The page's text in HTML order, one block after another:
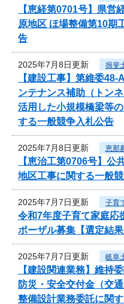
【恵経第0701号】県営
原地区 ほ場整備第10期
告
2025年7月8日更新 揖斐
【建設工事】第維委
ンテナンス補助（トン
活用した小規模橋梁等
する一般競争入札公告
2025年7月8日更新 恵那
【恵治工第0706号】公
地区工事に関する一般
2025年7月7日更新 子育
令和7年度子育て家庭応
ポーザル募集【選定結果
2025年7月7日更新 岐阜
【建設関連業務】維持
防災・安全交付金（交
整備設計業務委託に関